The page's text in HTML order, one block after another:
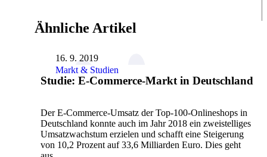
Ähnliche Artikel
16. 9. 2019
Markt & Studien
Studie: E-Commerce-Markt in Deutschland
Der E-Commerce-Umsatz der Top-100-Onlineshops in
Deutschland konnte auch im Jahr 2018 ein zweistelliges
Umsatzwachstum erzielen und schafft eine Steigerung
von 10,2 Prozent auf 33,6 Milliarden Euro. Dies geht